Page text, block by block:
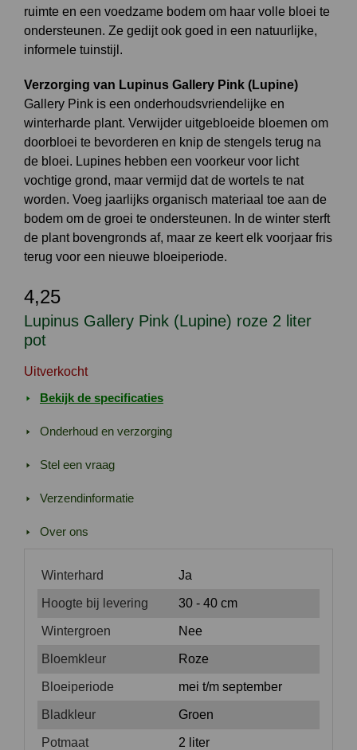
Lupinus Gallery Pink (Lupine) roze 2 liter
pot
ruimte en een voedzame bodem om haar volle bloei te
ondersteunen. Ze gedijt ook goed in een natuurlijke,
informele tuinstijl.
Verzorging van Lupinus Gallery Pink (Lupine)
Gallery Pink is een onderhoudsvriendelijke en
winterharde plant. Verwijder uitgebloeide bloemen om
doorbloei te bevorderen en knip de stengels terug na
de bloei. Lupines hebben een voorkeur voor licht
vochtige grond, maar vermijd dat de wortels te nat
worden. Voeg jaarlijks organisch materiaal toe aan de
bodem om de groei te ondersteunen. In de winter sterft
de plant bovengronds af, maar ze keert elk voorjaar fris
terug voor een nieuwe bloeiperiode.
4,25
Uitverkocht
Bekijk de specificaties
Onderhoud en verzorging
Stel een vraag
Verzendinformatie
Over ons
Winterhard Ja
Hoogte bij levering 30 - 40 cm
Wintergroen Nee
Bloemkleur Roze
Bloeiperiode mei t/m september
Bladkleur Groen
Potmaat 2 liter